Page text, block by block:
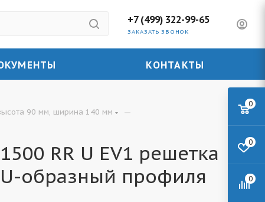
+7 (499) 322-99-65
ЗАКАЗАТЬ ЗВОНОК
КОНТАКТЫ
90 мм, ширина 140 мм —
RR U EV1 решетка
образный профиля
0
0
0